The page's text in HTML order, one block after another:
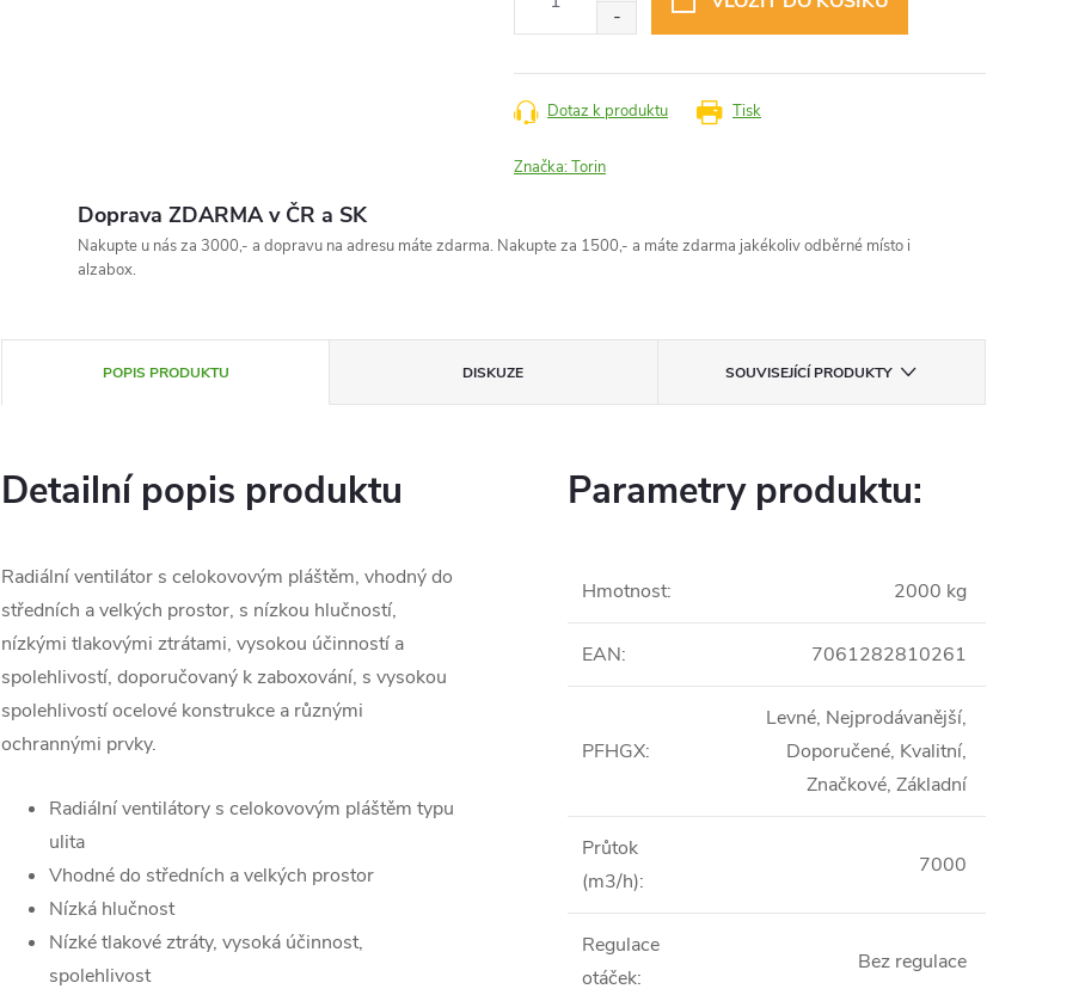
Tisk
Dotaz k produktu
Značka:Torin
Doprava ZDARMA v ČR a SK
Nakupte u nás za 3000,- a dopravu na adresu máte zdarma. Nakupte za 1500,- a máte zdarma jakékoliv odběrné místo i
alzabox.
POPIS PRODUKTU DISKUZE SOUVISEJÍCÍ PRODUKTY
Detailní popis produktu
Radiální ventilátor s celokovovým pláštěm, vhodný do
středních a velkých prostor, s nízkou hlučností,
nízkými tlakovými ztrátami, vysokou účinností a
spolehlivostí, doporučovaný k zaboxování, s vysokou
spolehlivostí ocelové konstrukce a různými
ochrannými prvky.
Radiální ventilátory s celokovovým pláštěm typu
ulita
Vhodné do středních a velkých prostor
Nízká hlučnost
Nízké tlakové ztráty, vysoká účinnost,
spolehlivost
Parametry produktu:
Hmotnost: 2000 kg
EAN: 7061282810261
PFHGX:
Levné, Nejprodávanější,
Doporučené, Kvalitní,
Značkové, Základní
Průtok
(m3/h):
7000
Regulace
otáček:
Bez regulace